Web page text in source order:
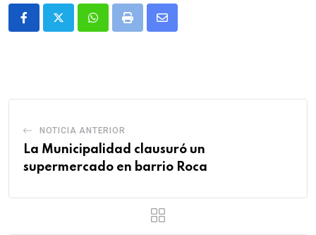
WhatsappPrint
Share
NOTICIA ANTERIOR
La Municipalidad clausuró un
supermercado en barrio Roca